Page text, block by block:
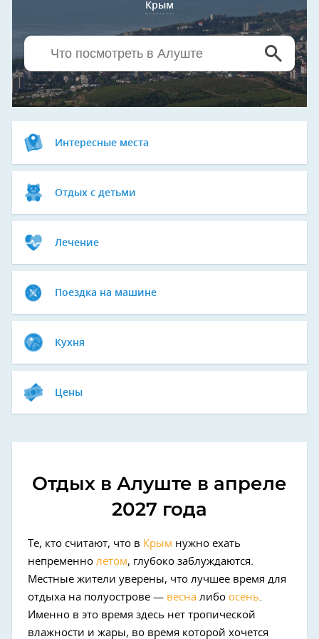
Крым
Интересные места
Отдых с детьми
Лечение
Поездка на машине
Кухня
Цены
Отдых в Алуште в апреле
2027 года
Те, кто считают, что в Крым нужно ехать
непременно летом, глубоко заблуждаются.
Местные жители уверены, что лучшее время для
отдыха на полуострове — весна либо осень.
Именно в это время здесь нет тропической
влажности и жары, во время которой хочется